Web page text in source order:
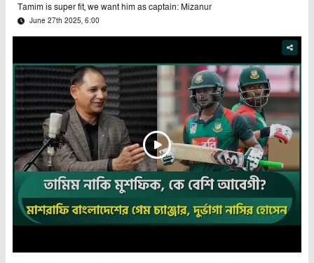
Tamim is super fit, we want him as captain: Mizanur
June 27th 2025, 6:00